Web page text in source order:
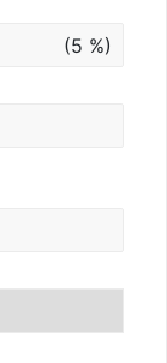
(5 %)